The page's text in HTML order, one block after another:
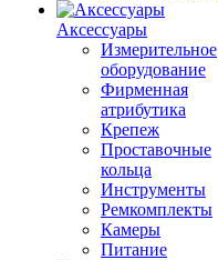
Аксессуары
Измерительное
оборудование
Фирменная
атрибутика
Крепеж
Проставочные
кольца
Инструменты
Ремкомплекты
Камеры
Питание